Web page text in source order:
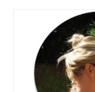
Beiträge